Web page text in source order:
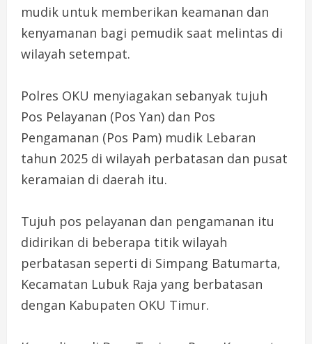
mudik untuk memberikan keamanan dan
kenyamanan bagi pemudik saat melintas di
wilayah setempat.
Polres OKU menyiagakan sebanyak tujuh
Pos Pelayanan (Pos Yan) dan Pos
Pengamanan (Pos Pam) mudik Lebaran
tahun 2025 di wilayah perbatasan dan pusat
keramaian di daerah itu.
Tujuh pos pelayanan dan pengamanan itu
didirikan di beberapa titik wilayah
perbatasan seperti di Simpang Batumarta,
Kecamatan Lubuk Raja yang berbatasan
dengan Kabupaten OKU Timur.